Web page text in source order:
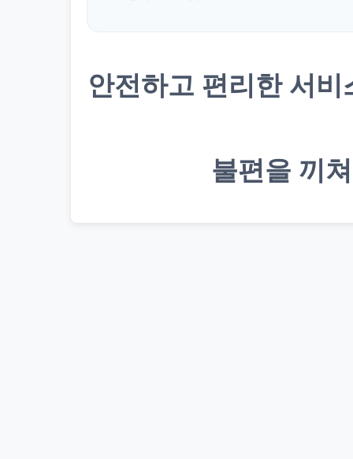
안전하고 편리한 서
불편을 끼